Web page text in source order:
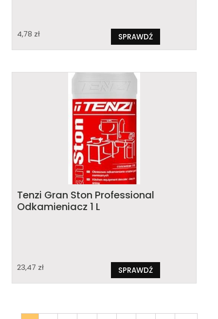
4,78 zł SPRAWDŹ
Tenzi Gran Ston Professional
Odkamieniacz 1 L
23,47 zł SPRAWDŹ